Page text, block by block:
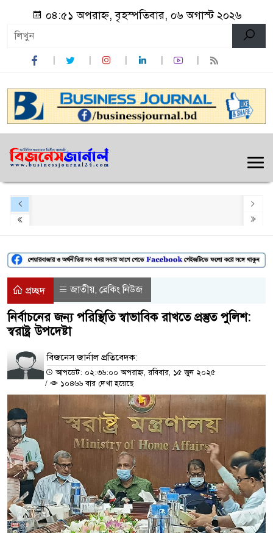
০৪:৫১ অপরাহ্ন, বৃহস্পতিবার, ০৬ অগাস্ট ২০২৬
প্রচ্ছদ জাতীয়, ব্রেকিং নিউজ
নির্বাচনের জন্য পরিস্থিতি স্বাভাবিক রাখতে প্রস্তুত পুলিশ:
স্বরাষ্ট্র উপদেষ্টা
বিজনেস জার্নাল প্রতিবেদক:
আপডেট: ০২:৩৬:০০ অপরাহ্ন, রবিবার, ১৫ জুন ২০২৫
/
১০৪৬৬ বার দেখা হয়েছে